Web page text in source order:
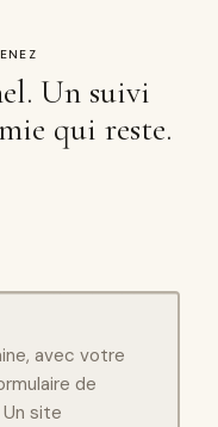
Un suivi
qui reste.
avec votre
de
site